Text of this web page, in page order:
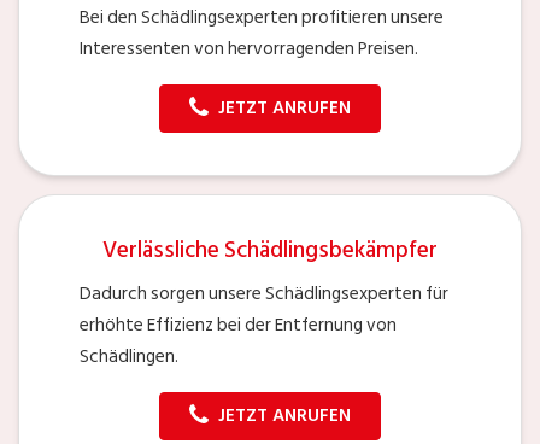
Bei den Schädlingsexperten profitieren unsere
Interessenten von hervorragenden Preisen.
JETZT ANRUFEN
Verlässliche Schädlingsbekämpfer
Dadurch sorgen unsere Schädlingsexperten für
erhöhte Effizienz bei der Entfernung von
Schädlingen.
JETZT ANRUFEN